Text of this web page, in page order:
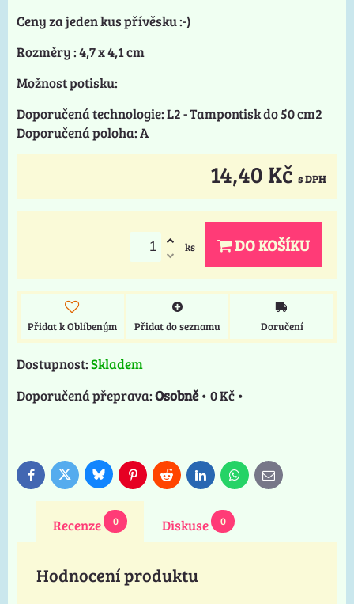
Ceny za jeden kus přívěsku :-)
Rozměry : 4,7 x 4,1 cm
Možnost potisku:
Doporučená technologie: L2 - Tampontisk do 50 cm2
Doporučená poloha: A
14,40 Kč s DPH
ks DO KOŠÍKU
Přidat k Oblíbeným Přidat do seznamu Doručení
Dostupnost:Skladem
Osobně• 0 Kč •
FacebookTwitterBlueskyPinterestReddit LinkedInWhatsApp
E-
mail
Recenze 0 Diskuse 0
Hodnocení produktu